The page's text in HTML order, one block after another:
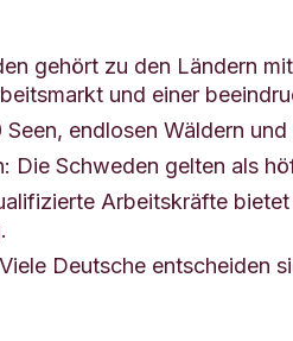
gehört zu den Ländern
und einer
endlosen Wäldern
Die Schweden gelten als
Arbeitskräfte
Deutsche entscheiden